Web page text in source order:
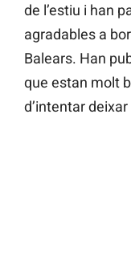
de l’estiu i han
agradables a
Balears. Han
que estan molt
d’intentar